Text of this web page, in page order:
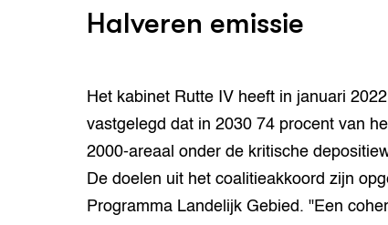
Halveren emissie
Het kabinet Rutte IV heeft in januari
vastgelegd dat in 2030 74 procent van
2000-areaal onder de kritische
De doelen uit het coalitieakkoord zijn
Programma Landelijk Gebied. "Een